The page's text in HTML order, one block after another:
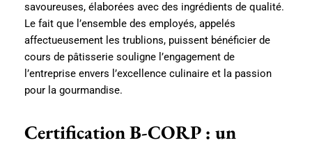
savoureuses, élaborées avec des ingrédients de qualité.
Le fait que l’ensemble des employés, appelés
affectueusement les trublions, puissent bénéficier de
cours de pâtisserie souligne l’engagement de
l’entreprise envers l’excellence culinaire et la passion
pour la gourmandise.
Certification B-CORP : un